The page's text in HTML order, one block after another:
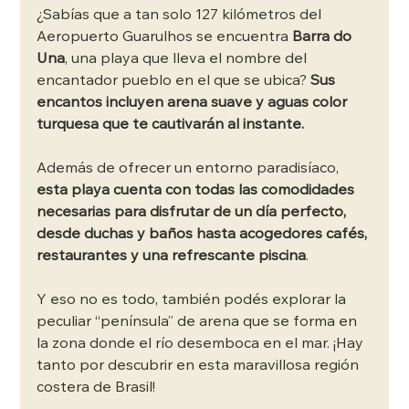
¿Sabías que a tan solo 127 kilómetros del
Aeropuerto Guarulhos se encuentra Barra do
Una, una playa que lleva el nombre del
encantador pueblo en el que se ubica? Sus
encantos incluyen arena suave y aguas color
turquesa que te cautivarán al instante.
Además de ofrecer un entorno paradisíaco,
esta playa cuenta con todas las comodidades
necesarias para disfrutar de un día perfecto,
desde duchas y baños hasta acogedores cafés,
restaurantes y una refrescante piscina.
Y eso no es todo, también podés explorar la
peculiar “península” de arena que se forma en
la zona donde el río desemboca en el mar. ¡Hay
tanto por descubrir en esta maravillosa región
costera de Brasil!